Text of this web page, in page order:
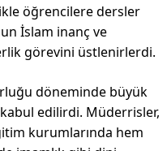
öğrencilere dersler
İslam inanç ve
görevini üstlenirlerdi.
döneminde büyük
edilirdi. Müderrisler,
kurumlarında hem